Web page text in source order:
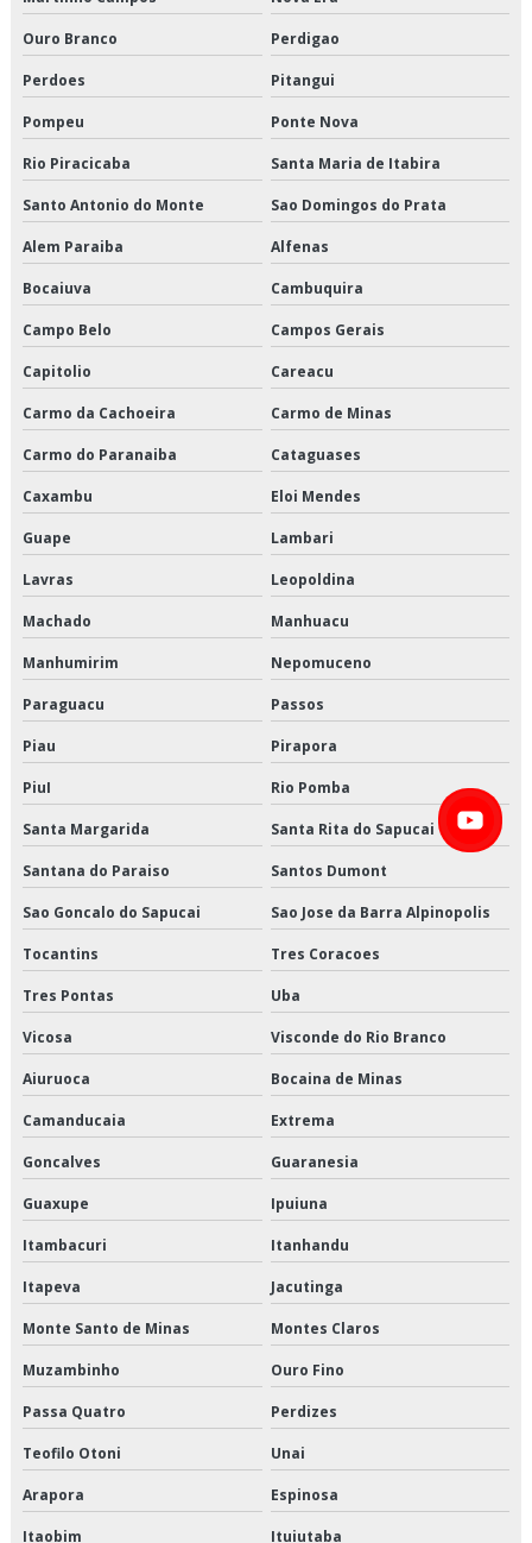
Entrega de refrigerados valor
Entregas fracionadas são paulo
Frete carga fracionada
Logística cross docking
Logística de alimentos congelados em sp
Logística de alimentos congelados preço
Logística de alimentos congelados são paulo
Logística de alimentos congelados valor
Logística de alimentos em sp
Logística de alimentos são paulo
Logística de alimentos valor
Logística de entrega de alimentos
Logística especializada em cargas climatizadas
Logística especializada em cargas climatizadas em são paulo
Logística especializada em cargas climatizadas sp
Logística para empresas de alimentos
Logística para perecíveis em são paulo
Logística para perecíveis em sp
Logística para perecíveis preço
Logística para perecíveis valor
Orçamento de armazenagem de produtos perecíveis
Orçamento de distribuição de alimentos congelados
Orçamento de distribuição de alimentos refrigerados
Orçamento de entrega de congelados
Orçamento de entrega de perecíveis
Orçamento de entrega de refrigerados
Orçamento de entregas fracionadas
Ouro Branco Perdigao
Perdoes Pitangui
Pompeu Ponte Nova
Rio Piracicaba Santa Maria de Itabira
Santo Antonio do Monte Sao Domingos do Prata
Alem Paraiba Alfenas
Bocaiuva Cambuquira
Campo Belo Campos Gerais
Capitolio Careacu
Carmo da Cachoeira Carmo de Minas
Carmo do Paranaiba Cataguases
Caxambu Eloi Mendes
Guape Lambari
Lavras Leopoldina
Machado Manhuacu
Manhumirim Nepomuceno
Paraguacu Passos
Piau Pirapora
PiuI Rio Pomba
Santa Margarida Santa Rita do Sapucai
Santana do Paraiso Santos Dumont
Sao Goncalo do Sapucai Sao Jose da Barra Alpinopolis
Tocantins Tres Coracoes
Tres Pontas Uba
Vicosa Visconde do Rio Branco
Aiuruoca Bocaina de Minas
Camanducaia Extrema
Goncalves Guaranesia
Guaxupe Ipuiuna
Itambacuri Itanhandu
Itapeva Jacutinga
Monte Santo de Minas Montes Claros
Muzambinho Ouro Fino
Passa Quatro Perdizes
Teofilo Otoni Unai
Arapora Espinosa
Itaobim Ituiutaba